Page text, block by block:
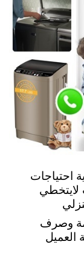
احتياجات
لايتخطي
وصرف
العميل